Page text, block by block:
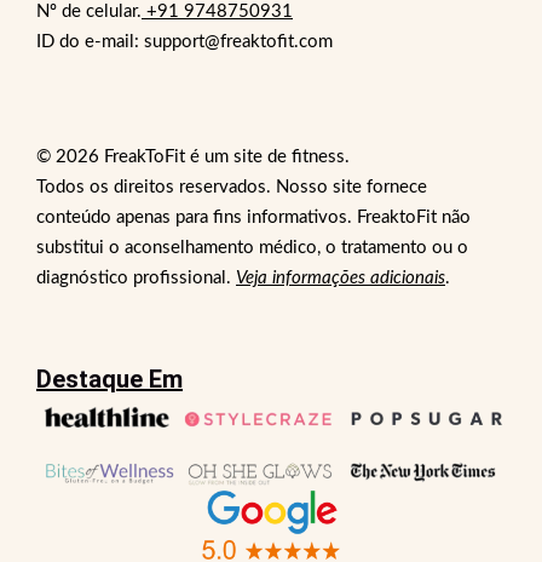
Nº de celular. +91 9748750931
ID do e-mail: support@freaktofit.com
© 2026 FreakToFit é um site de fitness.
Todos os direitos reservados. Nosso site fornece
conteúdo apenas para fins informativos. FreaktoFit não
substitui o aconselhamento médico, o tratamento ou o
diagnóstico profissional. Veja informações adicionais.
Destaque Em